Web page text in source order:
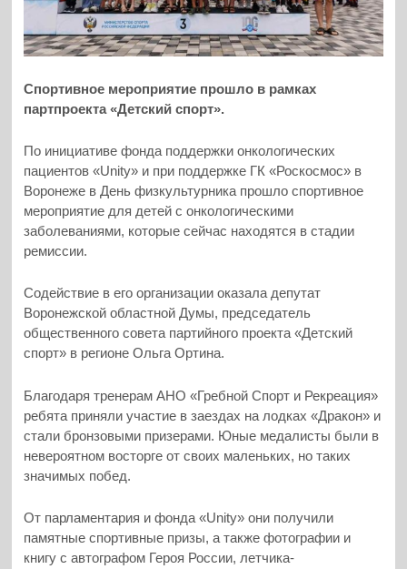
Спортивное мероприятие прошло в рамках
партпроекта «Детский спорт».
По инициативе фонда поддержки онкологических
пациентов «Unity» и при поддержке ГК «Роскосмос» в
Воронеже в День физкультурника прошло спортивное
мероприятие для детей с онкологическими
заболеваниями, которые сейчас находятся в стадии
ремиссии.
Содействие в его организации оказала депутат
Воронежской областной Думы, председатель
общественного совета партийного проекта «Детский
спорт» в регионе Ольга Ортина.
Благодаря тренерам АНО «Гребной Спорт и Рекреация»
ребята приняли участие в заездах на лодках «Дракон» и
стали бронзовыми призерами. Юные медалисты были в
невероятном восторге от своих маленьких, но таких
значимых побед.
От парламентария и фонда «Unity» они получили
памятные спортивные призы, а также фотографии и
книгу с автографом Героя России, летчика-